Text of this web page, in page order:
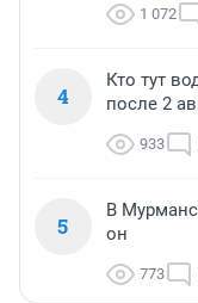
1 072
4
Кто тут
после 2
933
5
В
он
773